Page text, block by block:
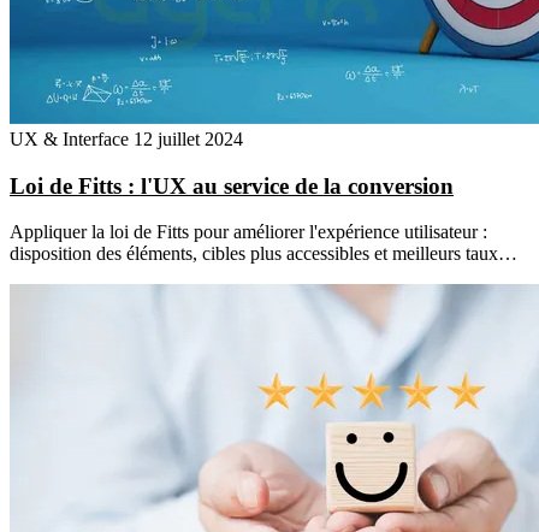
UX & Interface 12 juillet 2024
Loi de Fitts : l'UX au service de la conversion
Appliquer la loi de Fitts pour améliorer l'expérience utilisateur :
disposition des éléments, cibles plus accessibles et meilleurs taux…